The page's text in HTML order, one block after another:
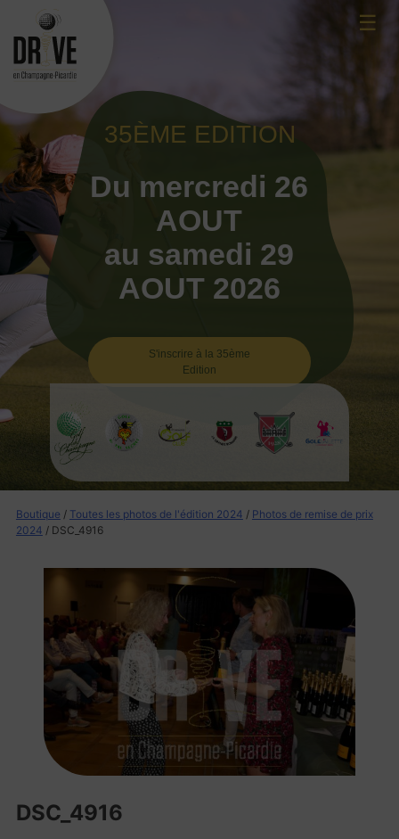
content
☰
35ÈME EDITION
Du mercredi 26
AOUT
au samedi 29
AOUT 2026
S'inscrire à la 35ème
Edition
Boutique / Toutes les photos de l'édition 2024 / Photos de remise de prix
2024 / DSC_4916
DSC_4916